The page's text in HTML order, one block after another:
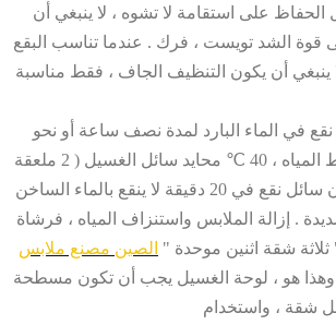
الحفاظ على استقامة لا تشوه ، لا ينبغي أن
الشد تويست ، فرك . عندما تناسب البقع
ينبغي أن يكون التنظيف الجاف ، فقط مناسبة
في الماء البارد لمدة نصف ساعة أو نحو
ذلك ، مع غسالة ضغط المياه ، 40 ℃ محايد سائل الغسيل ( 2 ملعقة
لكل قطعة ) أو صابون سائل نقع في 20 دقيقة لا ينقع بالماء الساخن
. إزالة الملابس واستنزاف المياه ، فرشاة
" ثلاثة شقة اثنين موحدة " الصين مصنع ملابس
وهذا هو ، لوحة الغسيل يجب أن تكون مسطحة
شقة ، واستخدام